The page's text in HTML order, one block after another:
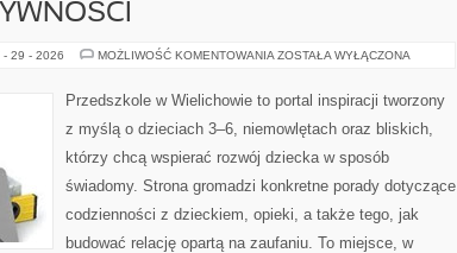
- 29 - 2026 MOŻLIWOŚĆ KOMENTOWANIA ZABAWY
ZOSTAŁA WYŁĄCZONA
Przedszkole w Wielichowie to portal inspiracji tworzony
z myślą o dzieciach 3–6, niemowlętach oraz bliskich,
którzy chcą wspierać rozwój dziecka w sposób
świadomy. Strona gromadzi konkretne porady dotyczące
codzienności z dzieckiem, opieki, a także tego, jak
budować relację opartą na zaufaniu. To miejsce, w